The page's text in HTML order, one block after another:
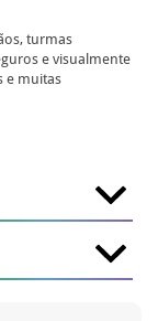
turmas
e visualmente
e muitas